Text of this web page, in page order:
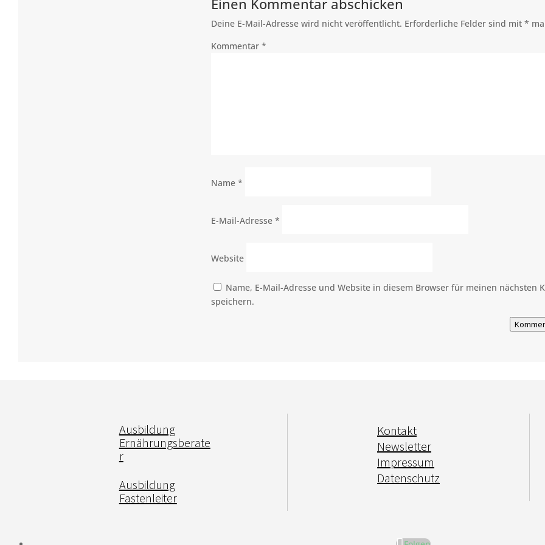
Einen Kommentar abschicken
Deine E-Mail-Adresse wird nicht veröffentlicht. Erforderliche Felder sind mit *
Kommentar *
Name *
E-Mail-Adresse *
Website
Name, E-Mail-Adresse und Website in diesem Browser für meinen nächsten
speichern.
Ausbildung
Ernährungsberate
r
Ausbildung
Fastenleiter
Kontakt
Newsletter
Impressum
Datenschutz